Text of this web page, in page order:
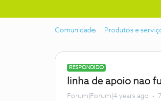
Comunidade Produtos e
RESPONDIDO
linha de apoio nao
Forum|Forum|4 years ago